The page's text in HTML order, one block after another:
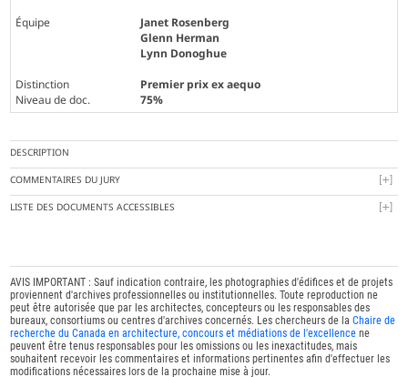
Équipe
Janet Rosenberg
Glenn Herman
Lynn Donoghue
Distinction
Premier prix ex aequo
Niveau de doc.
75%
DESCRIPTION
COMMENTAIRES DU JURY
LISTE DES DOCUMENTS ACCESSIBLES
AVIS IMPORTANT : Sauf indication contraire, les photographies d'édifices et de projets
proviennent d'archives professionnelles ou institutionnelles. Toute reproduction ne
peut être autorisée que par les architectes, concepteurs ou les responsables des
bureaux, consortiums ou centres d'archives concernés. Les chercheurs de laChaire de
recherche du Canada en architecture, concours et médiations de l'excellence ne
peuvent être tenus responsables pour les omissions ou les inexactitudes, mais
souhaitent recevoir les commentaires et informations pertinentes afin d'effectuer les
modifications nécessaires lors de la prochaine mise à jour.